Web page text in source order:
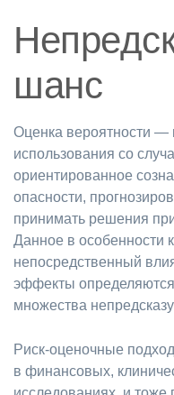
шанс
Оценка вероятности
использования со
ориентированное
опасности,
принимать решения
Данное в особенности
непосредственный
эффекты
множества
Риск-оценочные
в финансовых,